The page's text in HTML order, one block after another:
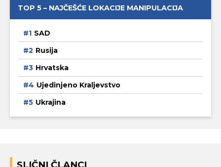
TOP 5 – NAJČEŠĆE LOKACIJE MANIPULACIJA
SAD
Rusija
Hrvatska
Ujedinjeno Kraljevstvo
Ukrajina